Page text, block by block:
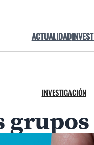
ACTUALIDAD
INVESTIGACIÓN